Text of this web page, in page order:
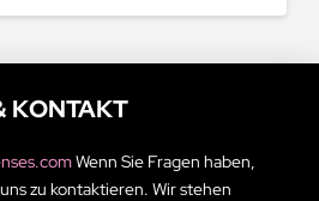
KONTAKT
Wenn Sie Fragen haben,
zu kontaktieren. Wir stehen